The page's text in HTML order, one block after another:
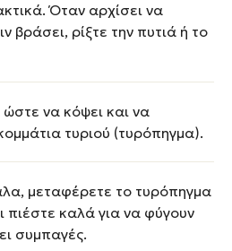
Όταν αρχίσει να
βράσει, ρίξτε την πυτιά ή το
να κόψει και να
τυριού (τυρόπηγμα).
μεταφέρετε το τυρόπηγμα
πιέστε καλά για να φύγουν
συμπαγές.